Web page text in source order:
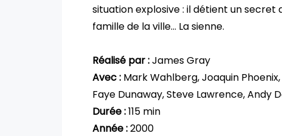
situation explosive : il détient un
famille de la ville… La sienne.
Réalisé par :James Gray
Avec : Mark Wahlberg, Joaquin
Faye Dunaway, Steve Lawrence, Andy
Durée :115 min
Année :2000